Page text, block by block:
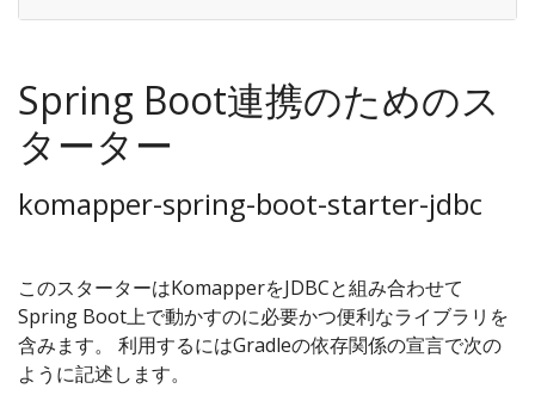
Spring Boot連携のためのス
ターター
komapper-spring-boot-starter-jdbc
このスターターはKomapperをJDBCと組み合わせて
Spring Boot上で動かすのに必要かつ便利なライブラリを
含みます。 利用するにはGradleの依存関係の宣言で次の
ように記述します。